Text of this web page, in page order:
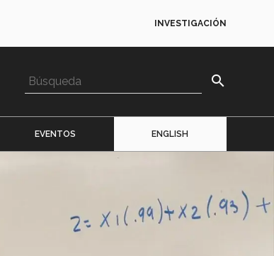
INVESTIGACIÓN
search
EVENTOS ENGLISH